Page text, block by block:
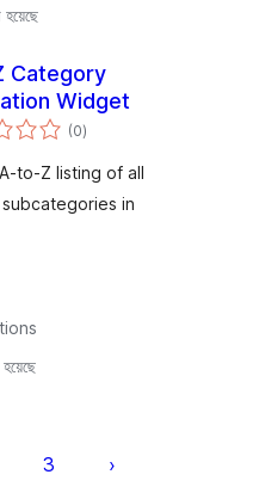
Category
Widget
(0total
ratings
)
to-Z listing of all
in
3